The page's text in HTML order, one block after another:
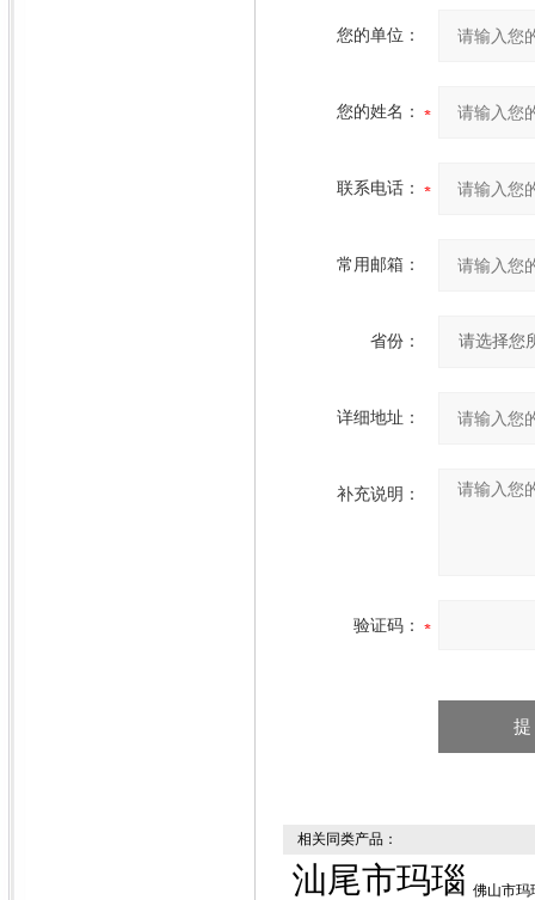
您的单位：
您的姓名：
联系电话：
常用邮箱：
省份：
详细地址：
补充说明：
验证码：
相关同类产品：
汕尾市玛瑙 佛山市玛